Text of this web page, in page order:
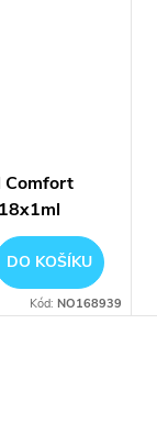
Comfort
DO KOŠÍKU
Kód: NO168939